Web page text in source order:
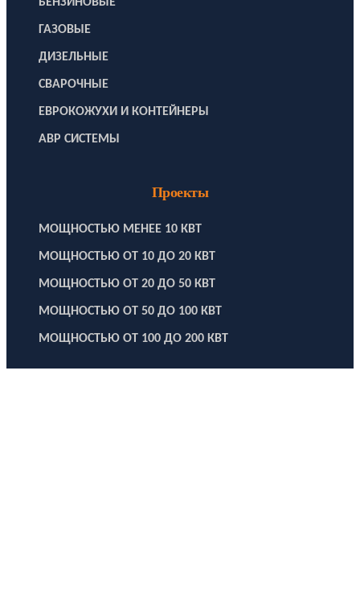
ГАЗОВЫЕ
ДИЗЕЛЬНЫЕ
СВАРОЧНЫЕ
ЕВРОКОЖУХИ И КОНТЕЙНЕРЫ
АВР СИСТЕМЫ
Проекты
МОЩНОСТЬЮ МЕНЕЕ 10 КВТ
МОЩНОСТЬЮ ОТ 10 ДО 20 КВТ
МОЩНОСТЬЮ ОТ 20 ДО 50 КВТ
МОЩНОСТЬЮ ОТ 50 ДО 100 КВТ
МОЩНОСТЬЮ ОТ 100 ДО 200 КВТ